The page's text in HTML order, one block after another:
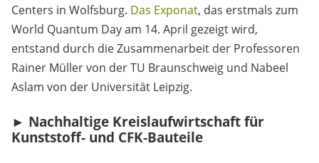
Centers in Wolfsburg. Das Exponat, das erstmals zum
World Quantum Day am 14. April gezeigt wird,
entstand durch die Zusammenarbeit der Professoren
Rainer Müller von der TU Braunschweig und Nabeel
Aslam von der Universität Leipzig.
► Nachhaltige Kreislaufwirtschaft für
Kunststoff- und CFK-Bauteile